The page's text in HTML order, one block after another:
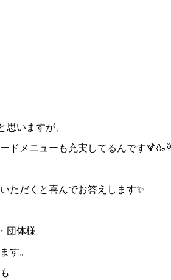
いますが、
ドメニューも充実してるんです
ただくと喜んでお答えします✨
団体様
す。